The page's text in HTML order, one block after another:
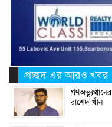
প্রচ্ছদ এর আরও খবর
রাশেদ খাঁন